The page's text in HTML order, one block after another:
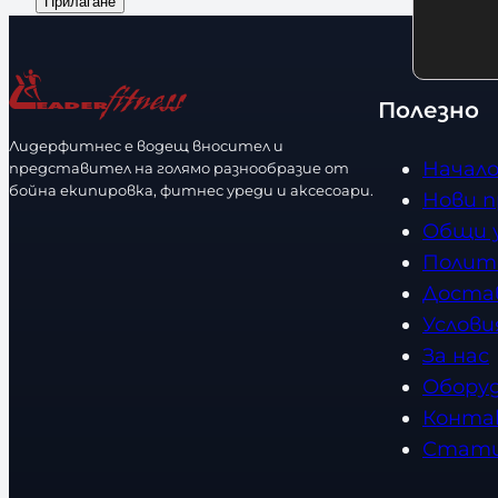
d
ч
о
с
м
т
Лидерфитнес е водещ вносител и
представител на голямо разнообразие от
бойна екипировка, фитнес уреди и аксесоари.
Полезно
Начало
Нови
Общи
За нас